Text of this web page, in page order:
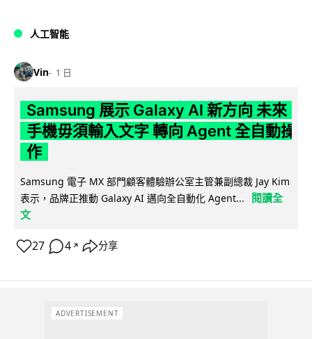
人工智能
Vin 1 日
Samsung 展示 Galaxy AI 新方向 未來
手機毋須輸入文字 轉向 Agent 全自動操
作
Samsung 電子 MX 部門顧客體驗辦公室主管兼副總裁 Jay Kim
表示，品牌正推動 Galaxy AI 邁向全自動化 Agent...
閱讀全
文
27 4 ↗ 分享
ADVERTISEMENT